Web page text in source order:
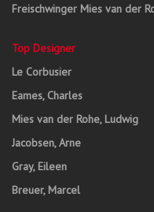
Freischwinger Mies van der
Top Designer
Le Corbusier
Eames, Charles
Mies van der Rohe, Ludwig
Jacobsen, Arne
Gray, Eileen
Breuer, Marcel